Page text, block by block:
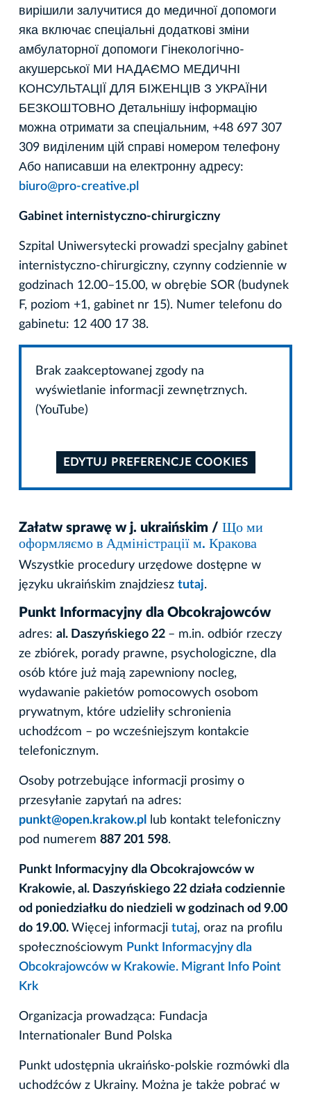
вирішили залучитися до медичної допомоги
яка включає спеціальні додаткові зміни
амбулаторної допомоги Гінекологічно-
акушерської МИ НАДАЄМО МЕДИЧНІ
КОНСУЛЬТАЦІЇ ДЛЯ БІЖЕНЦІВ З УКРАЇНИ
БЕЗКОШТОВНО Детальнішу інформацію
можна отримати за спеціальним, +48 697 307
309 виділеним цій справі номером телефону
Або написавши на електронну адресу:
biuro@pro-creative.pl
Gabinet internistyczno-chirurgiczny
Szpital Uniwersytecki prowadzi specjalny gabinet
internistyczno-chirurgiczny, czynny codziennie w
godzinach 12.00–15.00, w obrębie SOR (budynek
F, poziom +1, gabinet nr 15). Numer telefonu do
gabinetu: 12 400 17 38.
Brak zaakceptowanej zgody na
wyświetlanie informacji zewnętrznych.
(YouTube)
EDYTUJ PREFERENCJE COOKIES
Załatw sprawę w j. ukraińskim / Що ми
оформляємо в Адміністрації м. Кракова
Wszystkie procedury urzędowe dostępne w
języku ukraińskim znajdziesz tutaj.
Punkt Informacyjny dla Obcokrajowców
adres: al. Daszyńskiego 22 – m.in. odbiór rzeczy
ze zbiórek, porady prawne, psychologiczne, dla
osób które już mają zapewniony nocleg,
wydawanie pakietów pomocowych osobom
prywatnym, które udzieliły schronienia
uchodźcom – po wcześniejszym kontakcie
telefonicznym.
Osoby potrzebujące informacji prosimy o
przesyłanie zapytań na adres:
punkt@open.krakow.pl
lub kontakt telefoniczny
pod numerem 887 201 598.
Punkt Informacyjny dla Obcokrajowców w
Krakowie, al. Daszyńskiego 22 działa codziennie
od poniedziałku do niedzieli w godzinach od 9.00
do 19.00. Więcej informacji tutaj, oraz na profilu
społecznościowym Punkt Informacyjny dla
Obcokrajowców w Krakowie. Migrant Info Point
Krk
Organizacja prowadząca: Fundacja
Internationaler Bund Polska
Punkt udostępnia ukraińsko-polskie rozmówki dla
uchodźców z Ukrainy. Można je także pobrać w